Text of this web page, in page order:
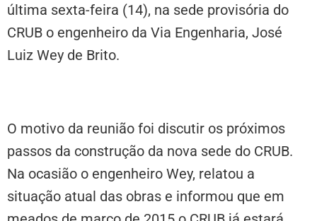
última sexta-feira (14), na sede provisória do
CRUB o engenheiro da Via Engenharia, José
Luiz Wey de Brito.
O motivo da reunião foi discutir os próximos
passos da construção da nova sede do CRUB.
Na ocasião o engenheiro Wey, relatou a
situação atual das obras e informou que em